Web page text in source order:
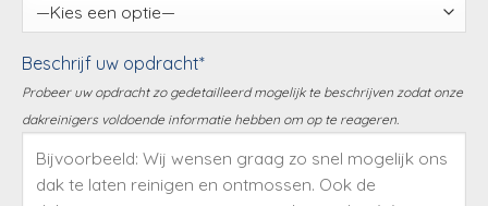
Beschrijf uw opdracht*
Probeer uw opdracht zo gedetailleerd mogelijk te beschrijven zodat onze
dakreinigers voldoende informatie hebben om op te reageren.